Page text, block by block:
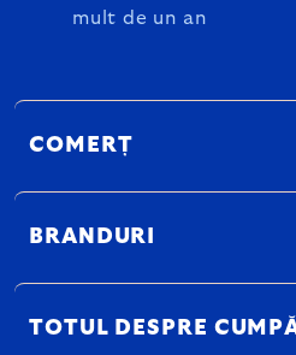
mult de un an
COMERȚ
BRANDURI
TOTUL DESPRE